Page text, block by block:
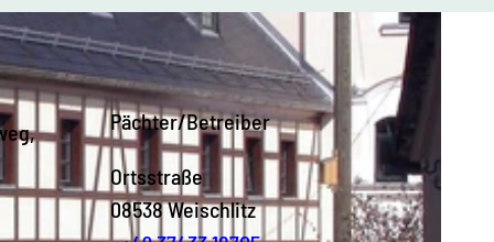
Pächter/Betreiber
Ortsstraße
08538Weischlitz